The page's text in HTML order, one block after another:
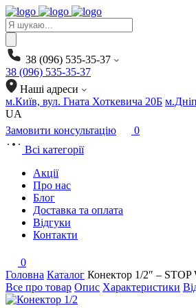
Products
search
38 (096) 535-35-37
38 (096) 535-35-37
Наші адреси
м.Київ, вул. Гната Хоткевича 20Б
UA
Замовити консультацію
0
Всі категорії
Акції
Про нас
Блог
Доставка та оплата
Відгуки
Контакти
0
Головна Каталог Конектор 1/2″ –
Все про товар Опис Характеристики